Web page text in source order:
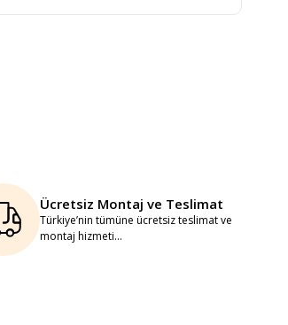
Ücretsiz Montaj ve Teslimat
Türkiye’nin tümüne ücretsiz teslimat ve
montaj hizmeti...